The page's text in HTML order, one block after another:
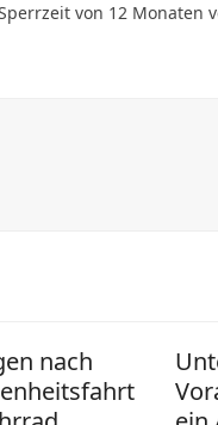
von 12 Monaten
nach